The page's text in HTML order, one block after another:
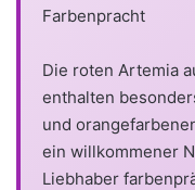
Farbenpracht
Die roten Artemia
enthalten
und
ein willkommener
Liebhaber